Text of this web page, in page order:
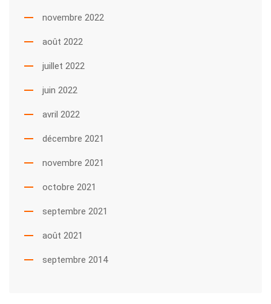
novembre 2022
août 2022
juillet 2022
juin 2022
avril 2022
décembre 2021
novembre 2021
octobre 2021
septembre 2021
août 2021
septembre 2014